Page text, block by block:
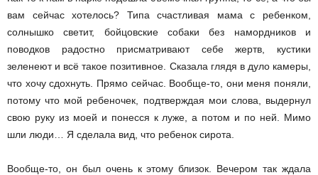
вам сейчас хотелось? Типа счастливая мама с ребенком,
солнышко светит, бойцовские собаки без намордников и
поводков радостно присматривают себе жертв, кустики
зеленеют и всё такое позитивное. Сказала глядя в дуло камеры,
что хочу сдохнуть. Прямо сейчас. Вообще-то, они меня поняли,
потому что мой ребеночек, подтверждая мои слова, выдернул
свою руку из моей и понесся к луже, а потом и по ней. Мимо
шли люди… Я сделала вид, что ребенок сирота.
Вообще-то, он был очень к этому близок. Вечером так ждала